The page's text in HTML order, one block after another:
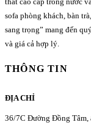
sofa phòng khách, bàn
sang trọng” mang đến
và giá cả hợp lý.
THÔNG TIN
ĐỊA CHỈ
36/7C Đường Đồng Tâm,